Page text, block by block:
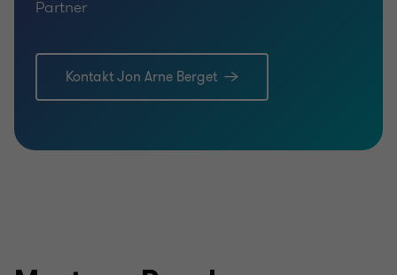
Partner
Kontakt Jon Arne Berget